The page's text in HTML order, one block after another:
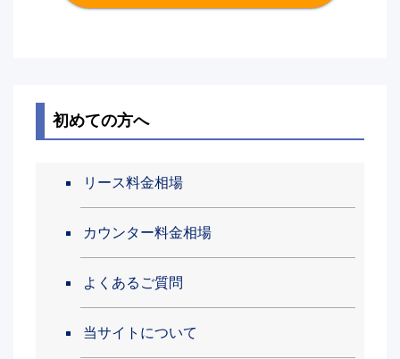
初めての方へ
リース料金相場
カウンター料金相場
よくあるご質問
当サイトについて